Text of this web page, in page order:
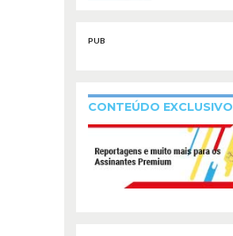
PUB
CONTEÚDO EXCLUSIVO